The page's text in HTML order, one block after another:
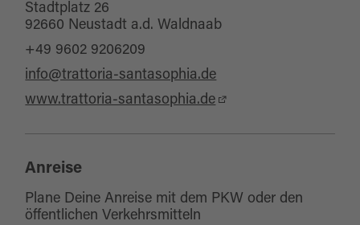
Stadtplatz 26
92660 Neustadt a.d. Waldnaab
+49 9602 9206209
info@trattoria-santasophia.de
www.trattoria-santasophia.de
Anreise
Plane Deine Anreise mit dem PKW oder den
öffentlichen Verkehrsmitteln